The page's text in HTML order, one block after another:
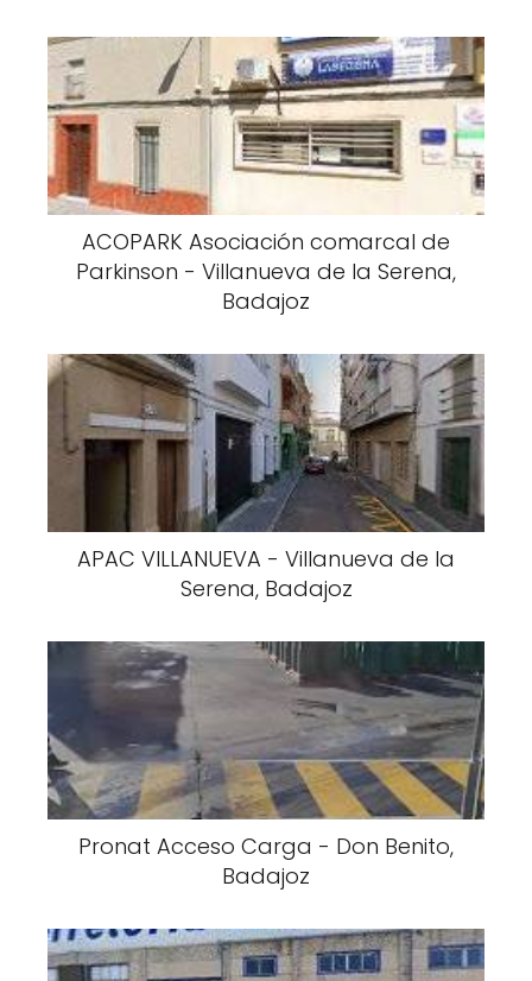
ACOPARK Asociación comarcal de
Parkinson - Villanueva de la Serena,
Badajoz
APAC VILLANUEVA - Villanueva de la
Serena, Badajoz
Pronat Acceso Carga - Don Benito,
Badajoz